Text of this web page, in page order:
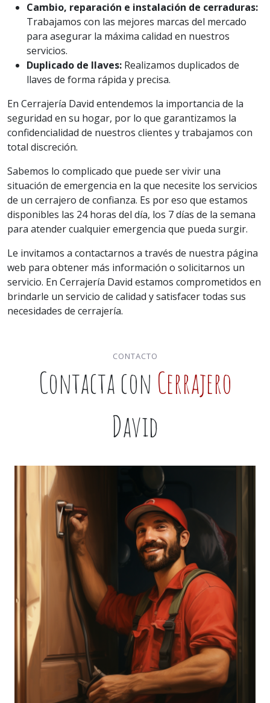
Cambio, reparación e instalación de cerraduras:
Trabajamos con las mejores marcas del mercado
para asegurar la máxima calidad en nuestros
servicios.
Duplicado de llaves: Realizamos duplicados de
llaves de forma rápida y precisa.
En Cerrajería David entendemos la importancia de la
seguridad en su hogar, por lo que garantizamos la
confidencialidad de nuestros clientes y trabajamos con
total discreción.
Sabemos lo complicado que puede ser vivir una
situación de emergencia en la que necesite los servicios
de un cerrajero de confianza. Es por eso que estamos
disponibles las 24 horas del día, los 7 días de la semana
para atender cualquier emergencia que pueda surgir.
Le invitamos a contactarnos a través de nuestra página
web para obtener más información o solicitarnos un
servicio. En Cerrajería David estamos comprometidos en
brindarle un servicio de calidad y satisfacer todas sus
necesidades de cerrajería.
CONTACTO
Contacta con Cerrajero
David